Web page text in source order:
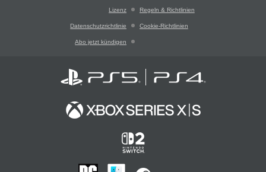
Lizenz Regeln & Richtlinien
Datenschutzrichtlinie Cookie-Richtlinien
Abo jetzt kündigen